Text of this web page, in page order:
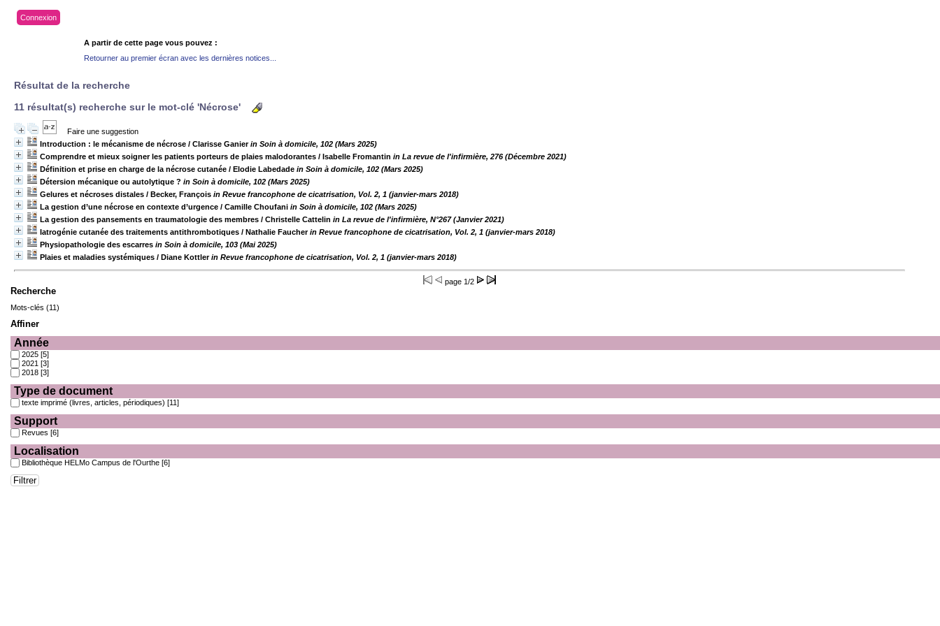
Connexion
A partir de cette page vous pouvez :
Retourner au premier écran avec les dernières notices...
Résultat de la recherche
11 résultat(s) recherche sur le mot-clé 'Nécrose'
Faire une suggestion
Introduction : le mécanisme de nécrose / Clarisse Ganierin Soin à domicile, 102 (Mars 2025)
Comprendre et mieux soigner les patients porteurs de plaies malodorantes / Isabelle Fromantin in La revue de l'infirmière, 276 (Décembre 2021)
Définition et prise en charge de la nécrose cutanée / Elodie Labedade in Soin à domicile, 102 (Mars 2025)
Détersion mécanique ou autolytique ? in Soin à domicile, 102 (Mars 2025)
Gelures et nécroses distales / Becker, François in Revue francophone de cicatrisation, Vol. 2, 1 (janvier-mars 2018)
La gestion d’une nécrose en contexte d’urgence / Camille Choufani in Soin à domicile, 102 (Mars 2025)
La gestion des pansements en traumatologie des membres / Christelle Cattelin in La revue de l'infirmière, N°267 (Janvier 2021)
Iatrogénie cutanée des traitements antithrombotiques / Nathalie Faucherin Revue francophone de cicatrisation, Vol. 2, 1 (janvier-mars 2018)
Physiopathologie des escarres in Soin à domicile, 103 (Mai 2025)
Plaies et maladies systémiques / Diane Kottlerin Revue francophone de cicatrisation, Vol. 2, 1 (janvier-mars 2018)
page 1/2
Recherche
Mots-clés (11)
Affiner
Année
2025 [5]
2021 [3]
2018 [3]
Type de document
texte imprimé (livres, articles, périodiques) [11]
Support
Revues [6]
Localisation
Bibliothèque HELMo Campus de l'Ourthe [6]